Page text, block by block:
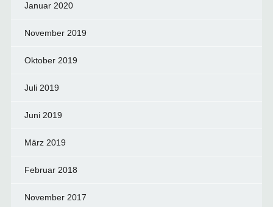
Januar 2020
November 2019
Oktober 2019
Juli 2019
Juni 2019
März 2019
Februar 2018
November 2017